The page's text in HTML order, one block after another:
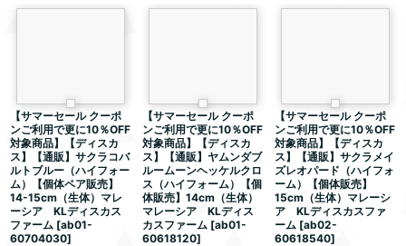
【サマーセール クーポ
ンご利用で更に10％OFF
対象商品】【ディスカ
ス】【通販】サクラコバ
ルトブルー（ハイフォー
ム）【個体ペア販売】
14-15cm（生体）マレ
ーシア KLディスカス
ファーム [ab01-
60704030]
【サマーセール クーポ
ンご利用で更に10％OFF
対象商品】【ディスカ
ス】【通販】ヤムンダブ
ルームーンヘッケルクロ
ス（ハイフォーム）【個
体販売】14cm（生体）
マレーシア KLディス
カスファーム [ab01-
60618120]
【サマーセール クーポ
ンご利用で更に10％OFF
対象商品】【ディスカ
ス】【通販】サクラメイ
ズレオパード（ハイフォ
ーム）【個体販売】
15cm（生体）マレーシ
ア KLディスカスファ
ーム [ab02-
60618540]